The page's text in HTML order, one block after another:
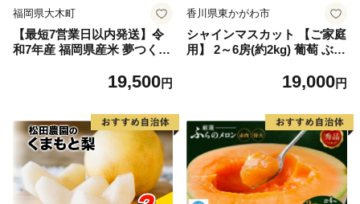
福岡県大木町
【最短7営業日以内発送】令
和7年産 福岡県産米 夢つくし
19,500円
香川県東かがわ市
シャインマスカット 【ご家庭
用】 2～6房(約2kg) 葡萄 ぶど
もの 果実 旬の果物 旬のフル
19,000円